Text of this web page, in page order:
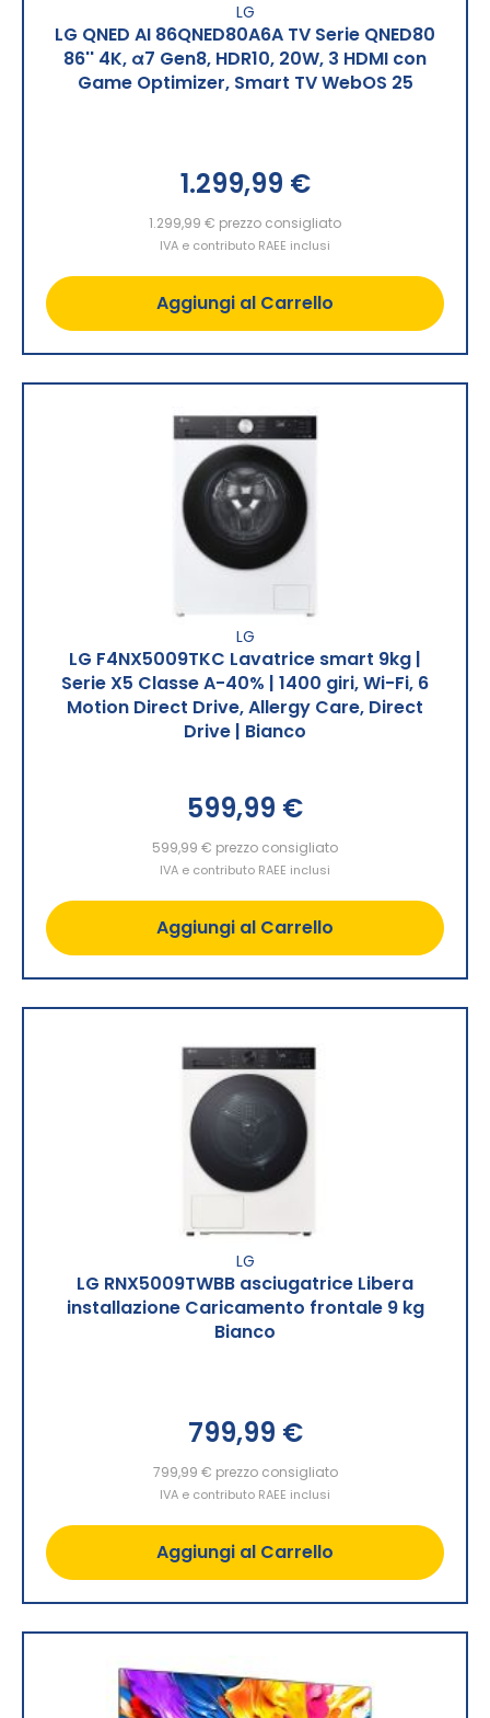
LG
LG QNED AI 86QNED80A6A TV Serie QNED80
86'' 4K, α7 Gen8, HDR10, 20W, 3 HDMI con
Game Optimizer, Smart TV WebOS 25
1.299,99 €
1.299,99 € prezzo consigliato
IVA e contributo RAEE inclusi
Aggiungi al Carrello
LG
LG F4NX5009TKC Lavatrice smart 9kg |
Serie X5 Classe A-40% | 1400 giri, Wi-Fi, 6
Motion Direct Drive, Allergy Care, Direct
Drive | Bianco
599,99 €
599,99 € prezzo consigliato
IVA e contributo RAEE inclusi
Aggiungi al Carrello
LG
LG RNX5009TWBB asciugatrice Libera
installazione Caricamento frontale 9 kg
Bianco
799,99 €
799,99 € prezzo consigliato
IVA e contributo RAEE inclusi
Aggiungi al Carrello